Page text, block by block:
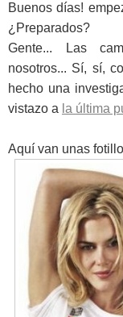
Buenos días!
¿Preparados?
Gente... Las
nosotros... Sí, sí,
hecho una
vistazo a la última
Aquí van unas